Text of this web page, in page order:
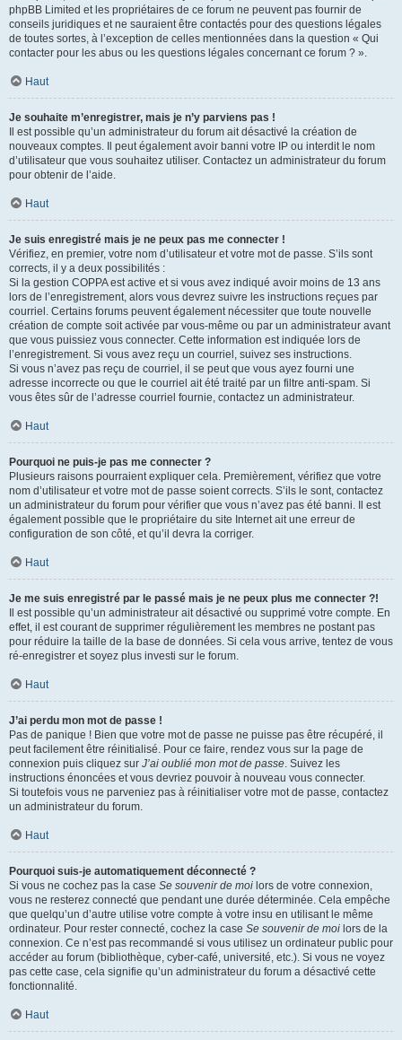
phpBB Limited et les propriétaires de ce forum ne peuvent pas fournir de
conseils juridiques et ne sauraient être contactés pour des questions légales
de toutes sortes, à l’exception de celles mentionnées dans la question « Qui
contacter pour les abus ou les questions légales concernant ce forum ? ».
Haut
Je souhaite m’enregistrer, mais je n’y parviens pas !
Il est possible qu’un administrateur du forum ait désactivé la création de
nouveaux comptes. Il peut également avoir banni votre IP ou interdit le nom
d’utilisateur que vous souhaitez utiliser. Contactez un administrateur du forum
pour obtenir de l’aide.
Haut
Je suis enregistré mais je ne peux pas me connecter !
Vérifiez, en premier, votre nom d’utilisateur et votre mot de passe. S’ils sont
corrects, il y a deux possibilités :
Si la gestion COPPA est active et si vous avez indiqué avoir moins de 13 ans
lors de l’enregistrement, alors vous devrez suivre les instructions reçues par
courriel. Certains forums peuvent également nécessiter que toute nouvelle
création de compte soit activée par vous-même ou par un administrateur avant
que vous puissiez vous connecter. Cette information est indiquée lors de
l’enregistrement. Si vous avez reçu un courriel, suivez ses instructions.
Si vous n’avez pas reçu de courriel, il se peut que vous ayez fourni une
adresse incorrecte ou que le courriel ait été traité par un filtre anti-spam. Si
vous êtes sûr de l’adresse courriel fournie, contactez un administrateur.
Haut
Pourquoi ne puis-je pas me connecter ?
Plusieurs raisons pourraient expliquer cela. Premièrement, vérifiez que votre
nom d’utilisateur et votre mot de passe soient corrects. S’ils le sont, contactez
un administrateur du forum pour vérifier que vous n’avez pas été banni. Il est
également possible que le propriétaire du site Internet ait une erreur de
configuration de son côté, et qu’il devra la corriger.
Haut
Je me suis enregistré par le passé mais je ne peux plus me connecter ?!
Il est possible qu’un administrateur ait désactivé ou supprimé votre compte. En
effet, il est courant de supprimer régulièrement les membres ne postant pas
pour réduire la taille de la base de données. Si cela vous arrive, tentez de vous
ré-enregistrer et soyez plus investi sur le forum.
Haut
J’ai perdu mon mot de passe !
Pas de panique ! Bien que votre mot de passe ne puisse pas être récupéré, il
peut facilement être réinitialisé. Pour ce faire, rendez vous sur la page de
connexion puis cliquez sur J’ai oublié mon mot de passe. Suivez les
instructions énoncées et vous devriez pouvoir à nouveau vous connecter.
Si toutefois vous ne parveniez pas à réinitialiser votre mot de passe, contactez
un administrateur du forum.
Haut
Pourquoi suis-je automatiquement déconnecté ?
Si vous ne cochez pas la case Se souvenir de moi lors de votre connexion,
vous ne resterez connecté que pendant une durée déterminée. Cela empêche
que quelqu’un d’autre utilise votre compte à votre insu en utilisant le même
ordinateur. Pour rester connecté, cochez la case Se souvenir de moi lors de la
connexion. Ce n’est pas recommandé si vous utilisez un ordinateur public pour
accéder au forum (bibliothèque, cyber-café, université, etc.). Si vous ne voyez
pas cette case, cela signifie qu’un administrateur du forum a désactivé cette
fonctionnalité.
Haut